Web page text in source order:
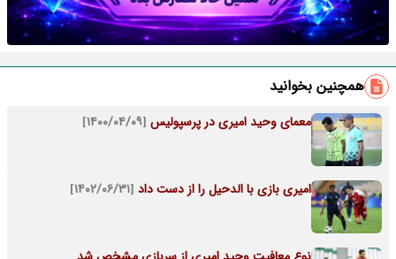
همچنین بخوانید
معمای وحید امیری در پرسپولیس [۱۴۰۰/۰۴/۰۹]
امیری بازی با الدحیل را از دست داد [۱۴۰۲/۰۶/۳۱]